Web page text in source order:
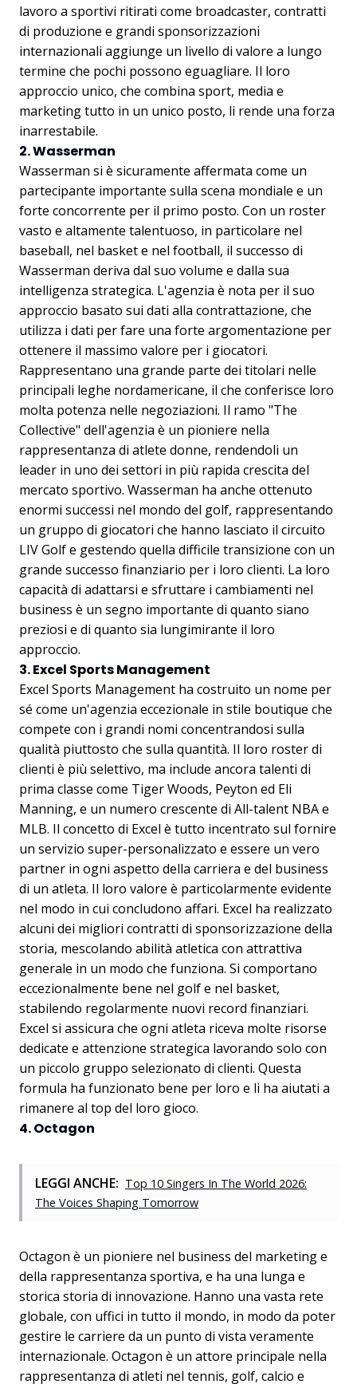
lavoro a sportivi ritirati come broadcaster, contratti
di produzione e grandi sponsorizzazioni
internazionali aggiunge un livello di valore a lungo
termine che pochi possono eguagliare. Il loro
approccio unico, che combina sport, media e
marketing tutto in un unico posto, li rende una forza
inarrestabile.
2. Wasserman
Wasserman si è sicuramente affermata come un
partecipante importante sulla scena mondiale e un
forte concorrente per il primo posto. Con un roster
vasto e altamente talentuoso, in particolare nel
baseball, nel basket e nel football, il successo di
Wasserman deriva dal suo volume e dalla sua
intelligenza strategica. L'agenzia è nota per il suo
approccio basato sui dati alla contrattazione, che
utilizza i dati per fare una forte argomentazione per
ottenere il massimo valore per i giocatori.
Rappresentano una grande parte dei titolari nelle
principali leghe nordamericane, il che conferisce loro
molta potenza nelle negoziazioni. Il ramo "The
Collective" dell'agenzia è un pioniere nella
rappresentanza di atlete donne, rendendoli un
leader in uno dei settori in più rapida crescita del
mercato sportivo. Wasserman ha anche ottenuto
enormi successi nel mondo del golf, rappresentando
un gruppo di giocatori che hanno lasciato il circuito
LIV Golf e gestendo quella difficile transizione con un
grande successo finanziario per i loro clienti. La loro
capacità di adattarsi e sfruttare i cambiamenti nel
business è un segno importante di quanto siano
preziosi e di quanto sia lungimirante il loro
approccio.
3. Excel Sports Management
Excel Sports Management ha costruito un nome per
sé come un'agenzia eccezionale in stile boutique che
compete con i grandi nomi concentrandosi sulla
qualità piuttosto che sulla quantità. Il loro roster di
clienti è più selettivo, ma include ancora talenti di
prima classe come Tiger Woods, Peyton ed Eli
Manning, e un numero crescente di All-talent NBA e
MLB. Il concetto di Excel è tutto incentrato sul fornire
un servizio super-personalizzato e essere un vero
partner in ogni aspetto della carriera e del business
di un atleta. Il loro valore è particolarmente evidente
nel modo in cui concludono affari. Excel ha realizzato
alcuni dei migliori contratti di sponsorizzazione della
storia, mescolando abilità atletica con attrattiva
generale in un modo che funziona. Si comportano
eccezionalmente bene nel golf e nel basket,
stabilendo regolarmente nuovi record finanziari.
Excel si assicura che ogni atleta riceva molte risorse
dedicate e attenzione strategica lavorando solo con
un piccolo gruppo selezionato di clienti. Questa
formula ha funzionato bene per loro e li ha aiutati a
rimanere al top del loro gioco.
4. Octagon
LEGGI ANCHE: Top 10 Singers In The World 2026:
The Voices Shaping Tomorrow
Octagon è un pioniere nel business del marketing e
della rappresentanza sportiva, e ha una lunga e
storica storia di innovazione. Hanno una vasta rete
globale, con uffici in tutto il mondo, in modo da poter
gestire le carriere da un punto di vista veramente
internazionale. Octagon è un attore principale nella
rappresentanza di atleti nel tennis, golf, calcio e